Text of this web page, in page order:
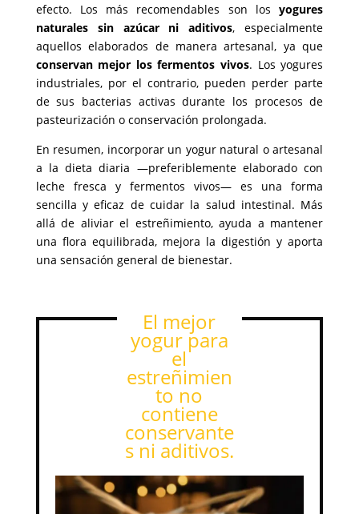
efecto. Los más recomendables son losyogures
naturales sin azúcar ni aditivos, especialmente
aquellos elaborados de manera artesanal, ya que
conservan mejor los fermentos vivos. Los yogures
industriales, por el contrario, pueden perder parte
de sus bacterias activas durante los procesos de
pasteurización o conservación prolongada.
En resumen, incorporar un yogur natural o artesanal
a la dieta diaria —preferiblemente elaborado con
leche fresca y fermentos vivos— es una forma
sencilla y eficaz de cuidar la salud intestinal. Más
allá de aliviar el estreñimiento, ayuda a mantener
una flora equilibrada, mejora la digestión y aporta
una sensación general de bienestar.
El mejor
yogur para
el
estreñimien
to no
contiene
conservante
s ni aditivos.